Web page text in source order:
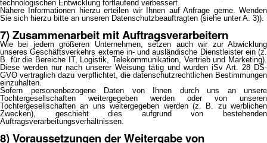
technologischen Entwicklung fortlaufend verbessert.
Nähere Informationen hierzu erteilen wir Ihnen auf Anfrage gerne. Wenden
Sie sich hierzu bitte an unseren Datenschutzbeauftragten (siehe unter A. 3)).
7) Zusammenarbeit mit Auftragsverarbeitern
Wie bei jedem größeren Unternehmen, setzen auch wir zur Abwicklung
unseres Geschäftsverkehrs externe in- und ausländische Dienstleister ein (z.
B. für die Bereiche IT, Logistik, Telekommunikation, Vertrieb und Marketing).
Diese werden nur nach unserer Weisung tätig und wurden iSv Art. 28 DS-
GVO vertraglich dazu verpflichtet, die datenschutzrechtlichen Bestimmungen
einzuhalten.
Sofern personenbezogene Daten von Ihnen durch uns an unsere
Tochtergesellschaften weitergegeben werden oder von unseren
Tochtergesellschaften an uns weitergegeben werden (z. B. zu werblichen
Zwecken), geschieht dies aufgrund von bestehenden
Auftragsverarbeitungsverhältnissen.
8) Voraussetzungen der Weitergabe von